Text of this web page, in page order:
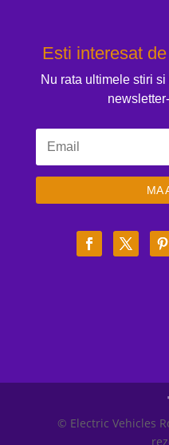
Esti interesat
Nu rata ultimele stiri
MA
© Electric Vehicles